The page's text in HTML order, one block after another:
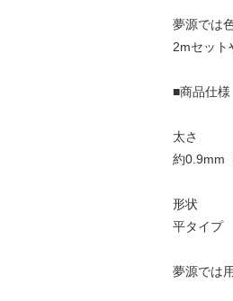
夢源では
2mセット
■商品仕様
太さ
約0.9mm
形状
平タイプ
夢源では